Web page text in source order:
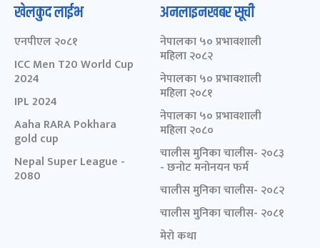
खेलकुद लाईभ
एनपीएल २०८१
ICC Men T20 World Cup
2024
IPL 2024
Aaha RARA Pokhara
gold cup
Nepal Super League -
2080
अनलाइनखबर सूची
नेपालका ५० प्रभावशाली
महिला २०८२
नेपालका ५० प्रभावशाली
महिला २०८१
नेपालका ५० प्रभावशाली
महिला २०८०
चालीस मुनिका चालीस- २०८३
- छनोट मनोनयन फर्म
चालीस मुनिका चालीस- २०८२
चालीस मुनिका चालीस- २०८१
मेरो कथा